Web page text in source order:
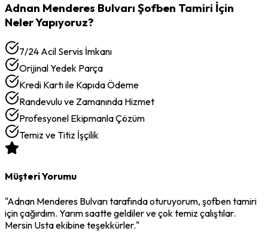
Adnan Menderes Bulvarı Şofben Tamiri İçin
Neler Yapıyoruz?
7/24 Acil Servis İmkanı
Orijinal Yedek Parça
Kredi Kartı ile Kapıda Ödeme
Randevulu ve Zamanında Hizmet
Profesyonel Ekipmanla Çözüm
Temiz ve Titiz İşçilik
Müşteri Yorumu
"Adnan Menderes Bulvarıtarafında oturuyorum, şofben tamiri
için çağırdım. Yarım saatte geldiler ve çok temiz çalıştılar.
Mersin Usta ekibine teşekkürler."